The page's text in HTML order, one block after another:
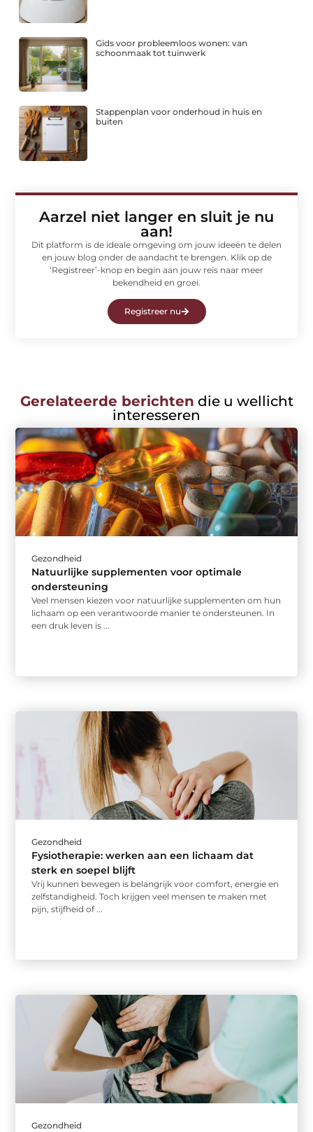
Gids voor probleemloos wonen: van
schoonmaak tot tuinwerk
Stappenplan voor onderhoud in huis en
buiten
Aarzel niet langer en sluit je nu
aan!
Dit platform is de ideale omgeving om jouw ideeën te delen
en jouw blog onder de aandacht te brengen. Klik op de
‘Registreer’-knop en begin aan jouw reis naar meer
bekendheid en groei.
Registreer nu
Gerelateerde berichten die u wellicht
interesseren
Gezondheid
Natuurlijke supplementen voor optimale
ondersteuning
Veel mensen kiezen voor natuurlijke supplementen om hun
lichaam op een verantwoorde manier te ondersteunen. In
een druk leven is ...
Gezondheid
Fysiotherapie: werken aan een lichaam dat
sterk en soepel blijft
Vrij kunnen bewegen is belangrijk voor comfort, energie en
zelfstandigheid. Toch krijgen veel mensen te maken met
pijn, stijfheid of ...
Gezondheid